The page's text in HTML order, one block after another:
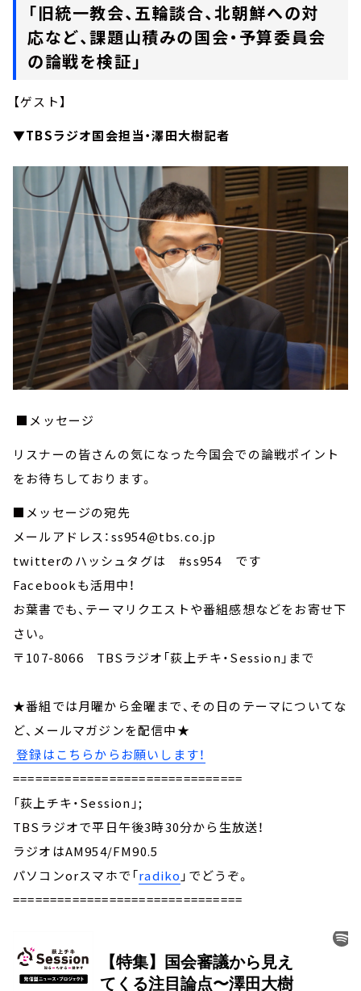
「旧統一教会、五輪談合、北朝鮮への対
応など、課題山積みの国会・予算委員会
の論戦を検証」
【ゲスト】
▼TBSラジオ国会担当・澤田大樹記者
■メッセージ
リスナーの皆さんの気になった今国会での論戦ポイント
をお待ちしております。
■メッセージの宛先
メールアドレス：ss954@tbs.co.jp
twitterのハッシュタグは #ss954 です
Facebookも活用中！
お葉書でも、テーマリクエストや番組感想などをお寄せ下
さい。
〒107-8066 TBSラジオ「荻上チキ・Session」まで
★番組では月曜から金曜まで、その日のテーマについてな
ど、メールマガジンを配信中★
登録はこちらからお願いします！
===============================
「荻上チキ・Session」;
TBSラジオで平日午後3時30分から生放送！
ラジオはAM954/FM90.5
パソコンorスマホで「radiko 」でどうぞ。
===============================